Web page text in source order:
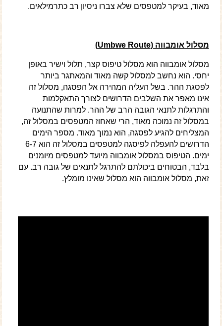
מאוד, בעיקר למטפסים שלא צברו ניסיון רב כתרמילאים.
מסלול אומבווה (Umbwe Route
)
מסלול אומבווה הוא מסלול טיפוס קצר, תלול וישיר באופן
יחסי. הוא נחשב למסלול קשה מאוד והמאתגר ביותר
לפסגת ההר. בשל העליה המהירה אל הפסגה, מסלול זה
אינו מאפר את השלבים הדרושים לצורך התאקלמות
והתרגלות לתנאי הגובה הרב של ההר. למרות שהתנועה
במסלול זה נמוכה מאוד, הרי שאחוז המטפסים במסלול זה,
המצליחים להגיע לפסגה, הוא נמוך מאוד. מספר הימים
הדרושים להעפלה לפיסגה למטפסים במסלול זה הוא 6-7
ימים. הטיפוס במסלול אומבווה מיועד למטפסים מיומנים
בלבד, הבטוחים ביכולתם להתרגל לתנאים של גובה רב. עם
זאת, מסלול אומבווה הוא מסלול שאינו מומלץ.